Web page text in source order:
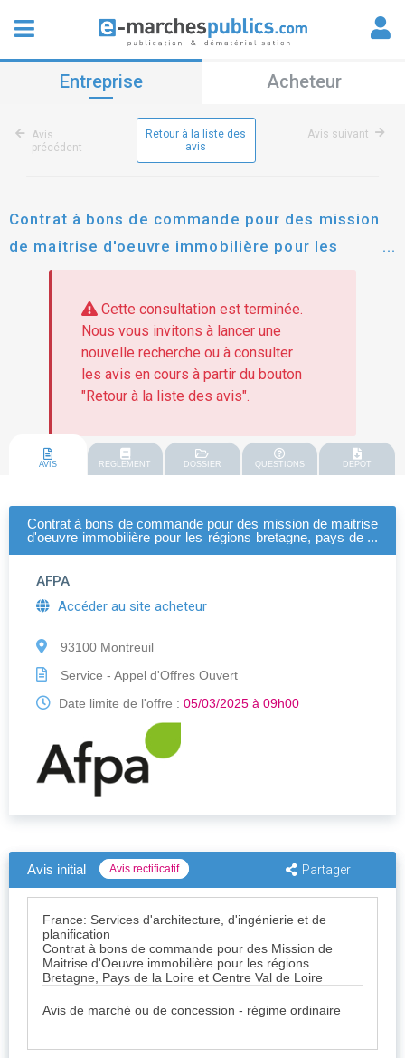
Entreprise Acheteur
Avis
précédent
Retour à la liste des
avis
Avis suivant
Contrat à bons de commande pour des mission
de maitrise d'oeuvre immobilière pour les
régions bretagne, pays de la loire et centre val
Cette consultation est terminée.
Nous vous invitons à lancer une
nouvelle recherche ou à consulter
les avis en cours à partir du bouton
"Retour à la liste des avis".
AVIS REGLEMENT DOSSIER QUESTIONS DEPOT
Contrat à bons de commande pour des mission de maitrise
d'oeuvre immobilière pour les régions bretagne, pays de la
AFPA
Accéder au site acheteur
93100 Montreuil
Service - Appel d'Offres Ouvert
Date limite de l'offre : 05/03/2025 à 09h00
Avis initial Avis rectificatif Partager
France: Services d'architecture, d'ingénierie et de
planification
Contrat à bons de commande pour des Mission de
Maitrise d'Oeuvre immobilière pour les régions
Bretagne, Pays de la Loire et Centre Val de Loire
Avis de marché ou de concession - régime ordinaire